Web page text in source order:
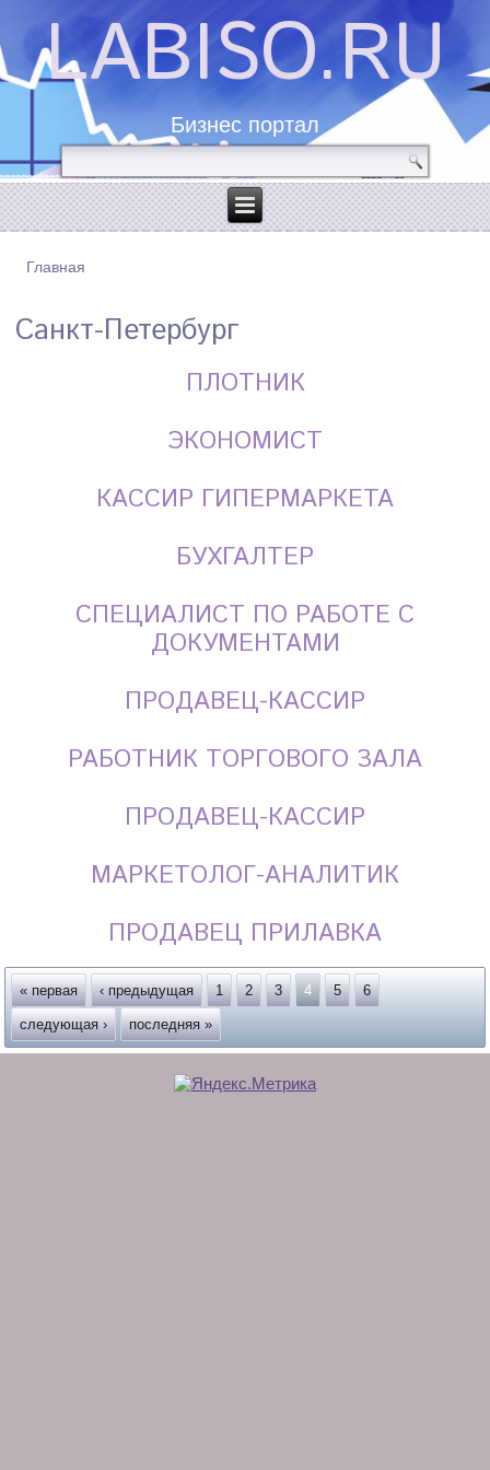
LABISO.RU
Бизнес портал
ВЫ ЗДЕСЬ
Главная
Санкт-Петербург
ПЛОТНИК
ЭКОНОМИСТ
КАССИР ГИПЕРМАРКЕТА
БУХГАЛТЕР
СПЕЦИАЛИСТ ПО РАБОТЕ С
ДОКУМЕНТАМИ
ПРОДАВЕЦ-КАССИР
РАБОТНИК ТОРГОВОГО ЗАЛА
ПРОДАВЕЦ-КАССИР
МАРКЕТОЛОГ-АНАЛИТИК
ПРОДАВЕЦ ПРИЛАВКА
Страницы
« первая ‹ предыдущая 1 2 3 4 5 6
следующая › последняя »